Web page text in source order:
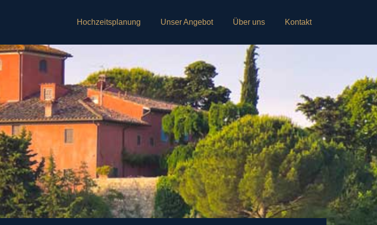
Hochzeitsplanung Unser Angebot Über uns Kontakt